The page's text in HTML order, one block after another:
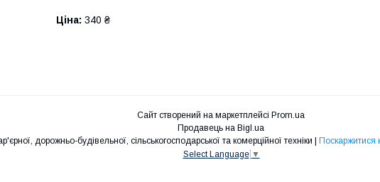
Ціна: 340 ₴
Сайт створений на маркетплейсі Prom.ua
Продавець на Bigl.ua
Поскаржитися
Select Language ▼